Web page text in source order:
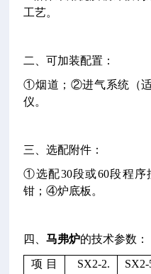
工艺。
二、可加装配置：
①烟道；②进气系统（
仪。
三、选配附件：
①选配30段或60段程
钳；④炉底板。
四、马弗炉的技术参数：
项目
SX2-2.
SX2-